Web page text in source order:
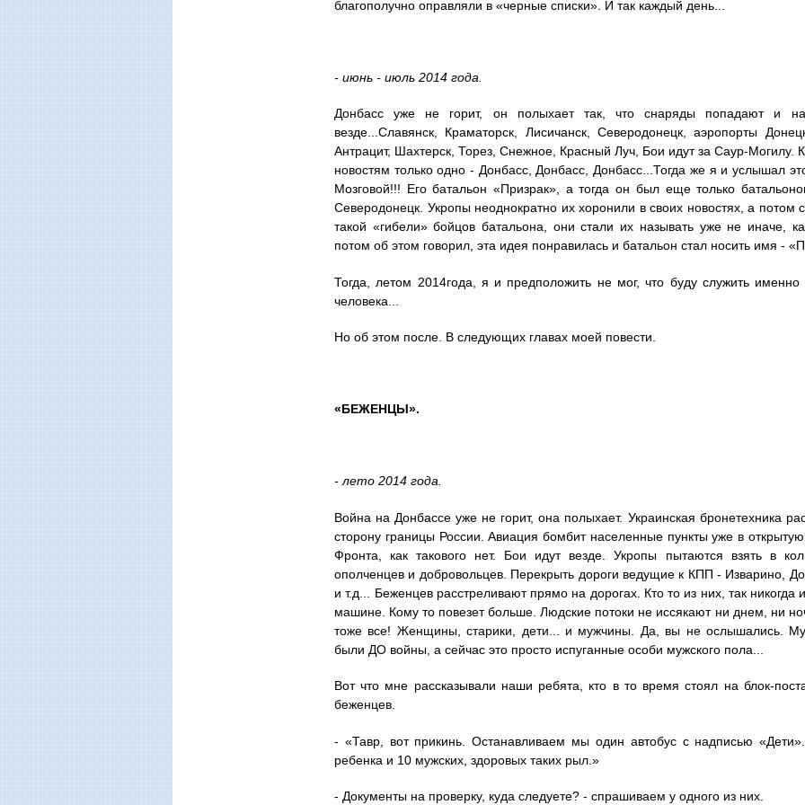
благополучно оправляли в «черные списки». И так каждый день...
- июнь - июль 2014 года.
Донбасс уже не горит, он полыхает так, что снаряды попадают и на
везде...Славянск, Краматорск, Лисичанск, Северодонецк, аэропорты
Антрацит, Шахтерск, Торез, Снежное, Красный Луч, Бои идут за Саур-Могилу.
новостям только одно - Донбасс, Донбасс, Донбасс...Тогда же я и услышал
Мозговой!!! Его батальон «Призрак», а тогда он был еще только
Северодонецк. Укропы неоднократно их хоронили в своих новостях, а
такой «гибели» бойцов батальона, они стали их называть уже не иначе,
потом об этом говорил, эта идея понравилась и батальон стал носить имя -
Тогда, летом 2014года, я и предположить не мог, что буду служить
человека...
Но об этом после. В следующих главах моей повести.
«БЕЖЕНЦЫ».
- лето 2014 года.
Война на Донбассе уже не горит, она полыхает. Украинская бронетехника
сторону границы России. Авиация бомбит населенные пункты уже в
Фронта, как такового нет. Бои идут везде. Укропы пытаются взять в
ополченцев и добровольцев. Перекрыть дороги ведущие к КПП - Изварино,
и т.д... Беженцев расстреливают прямо на дорогах. Кто то из них, так
машине. Кому то повезет больше. Людские потоки не иссякают ни днем, ни
тоже все! Женщины, старики, дети... и мужчины. Да, вы не ослышались.
были ДО войны, а сейчас это просто испуганные особи мужского пола...
Вот что мне рассказывали наши ребята, кто в то время стоял на блок-
беженцев.
- «Тавр, вот прикинь. Останавливаем мы один автобус с надписью
ребенка и 10 мужских, здоровых таких рыл.»
- Документы на проверку, куда следуете? - спрашиваем у одного из них.